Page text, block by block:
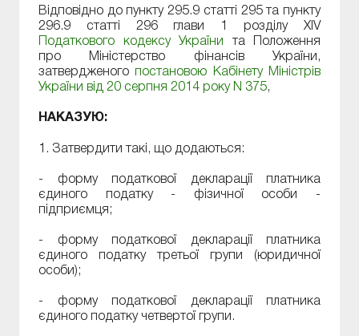
Відповідно до пункту 295.9 статті 295 та пункту
296.9 статті 296 глави 1 розділу XIV
Податкового кодексу України
та Положення
про Міністерство фінансів України,
затвердженого
постановою Кабінету Міністрів
України від 20 серпня 2014 року N 375,
НАКАЗУЮ:
1. Затвердити такі, що додаються:
- форму податкової декларації платника
єдиного податку - фізичної особи -
підприємця;
- форму податкової декларації платника
єдиного податку третьої групи (юридичної
особи);
- форму податкової декларації платника
єдиного податку четвертої групи.